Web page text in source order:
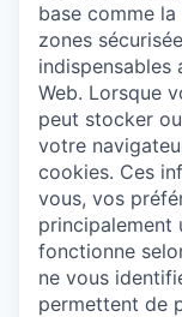
base comme
zones
indispensables
Web. Lorsque
peut stocker
votre
cookies. Ces
vous, vos
principalement
fonctionne
ne vous
permettent de